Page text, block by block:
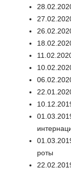
роты